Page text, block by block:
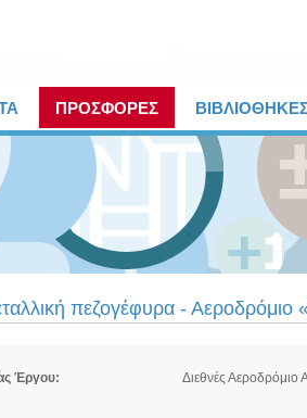
ΠΡΟΣΦΟΡΕΣ
πεζογέφυρα - Αεροδρόμιο
Έργου: Διεθνές